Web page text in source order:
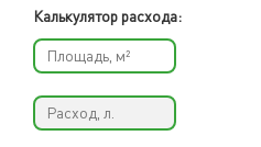
Калькулятор расхода: